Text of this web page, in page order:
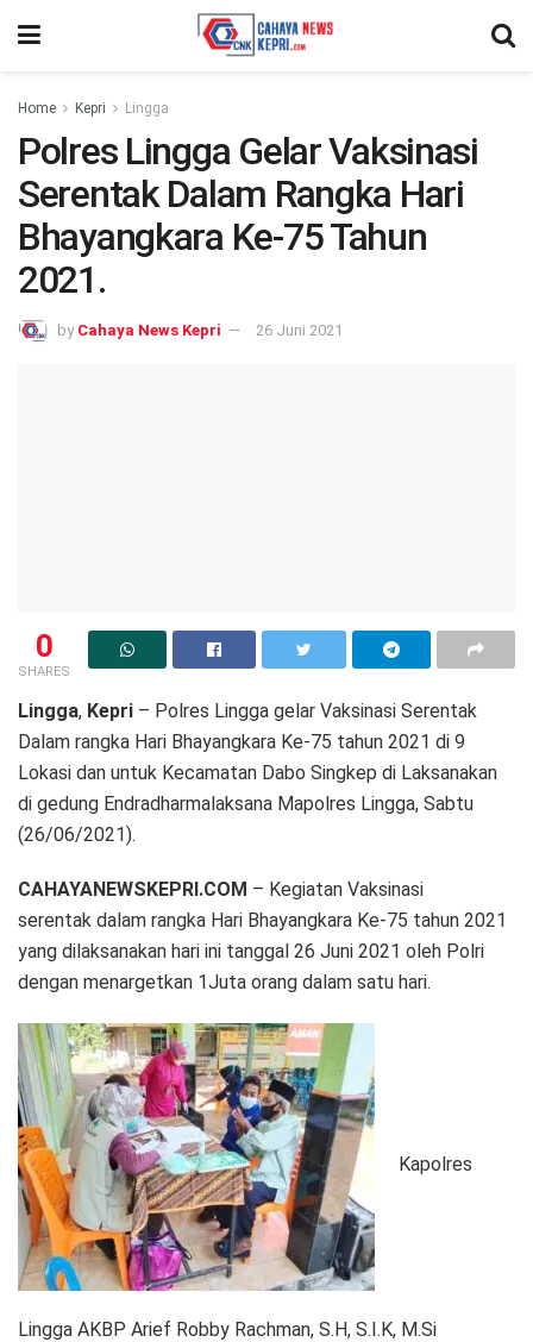
Home Kepri Lingga
Polres Lingga Gelar Vaksinasi
Serentak Dalam Rangka Hari
Bhayangkara Ke-75 Tahun
2021.
by Cahaya News Kepri 26 Juni 2021
0
SHARES
Lingga, Kepri – Polres Lingga gelar Vaksinasi Serentak
Dalam rangka Hari Bhayangkara Ke-75 tahun 2021 di 9
Lokasi dan untuk Kecamatan Dabo Singkep di Laksanakan
di gedung Endradharmalaksana Mapolres Lingga, Sabtu
(26/06/2021).
CAHAYANEWSKEPRI.COM – Kegiatan Vaksinasi
serentak dalam rangka Hari Bhayangkara Ke-75 tahun 2021
yang dilaksanakan hari ini tanggal 26 Juni 2021 oleh Polri
dengan menargetkan 1Juta orang dalam satu hari.
Kapolres
Lingga AKBP Arief Robby Rachman, S.H, S.I.K, M.Si